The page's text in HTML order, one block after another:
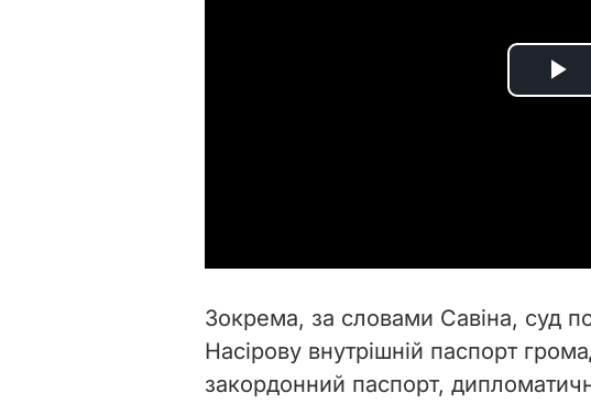
P
i
d
Зокрема, за словами Савіна, суд
Насірову внутрішній паспорт
закордонний паспорт,